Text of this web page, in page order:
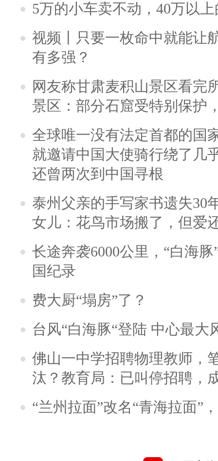
5万的小车卖不动，40万以
视频丨只要一枚命中就能让
有多强？
网友称甘肃麦积山景区看完
景区：部分石窟受特别保护
全球唯一没有法定首都的国
就邀请中国大使骑行绕了几
还曾两次到中国寻根
泰州父亲的手写家书遗失30
女儿：花鸟市场搬了，但爱
长途奔袭6000公里，“白海
国纪录
费大厨“塌房”了？
台风“白海豚“登陆 中心最大
佛山一中学招聘物理教师，
汰？教育局：已叫停招聘，
“兰州拉面”改名“青海拉面”